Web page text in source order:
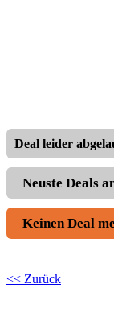
Deal leider
Neuste Deals
Keinen Deal
<< Zurück